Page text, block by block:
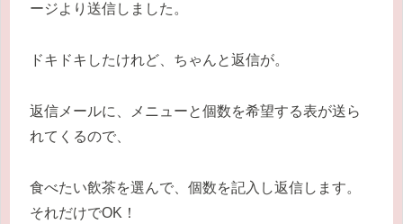
ージより送信しました。
ドキドキしたけれど、ちゃんと返信が。
返信メールに、メニューと個数を希望する表が送ら
れてくるので、
食べたい飲茶を選んで、個数を記入し返信します。
それだけでOK！